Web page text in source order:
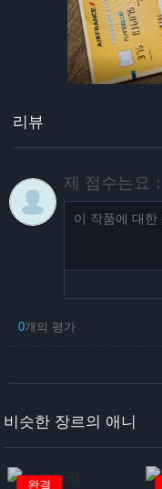
리뷰
제 점수는요：
0개의 평가
비슷한 장르의 애니
완결